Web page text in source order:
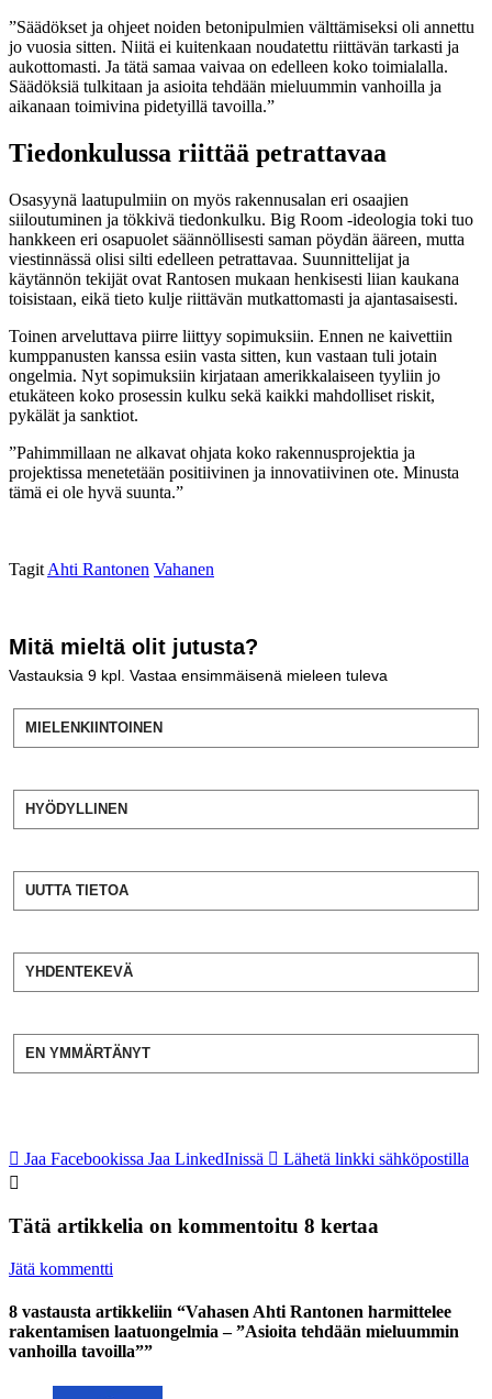
”Säädökset ja ohjeet noiden betonipulmien välttämiseksi oli annettu
jo vuosia sitten. Niitä ei kuitenkaan noudatettu riittävän tarkasti ja
aukottomasti. Ja tätä samaa vaivaa on edelleen koko toimialalla.
Säädöksiä tulkitaan ja asioita tehdään mieluummin vanhoilla ja
aikanaan toimivina pidetyillä tavoilla.”
Tiedonkulussa riittää petrattavaa
Osasyynä laatupulmiin on myös rakennusalan eri osaajien
siiloutuminen ja tökkivä tiedonkulku. Big Room -ideologia toki tuo
hankkeen eri osapuolet säännöllisesti saman pöydän ääreen, mutta
viestinnässä olisi silti edelleen petrattavaa. Suunnittelijat ja
käytännön tekijät ovat Rantosen mukaan henkisesti liian kaukana
toisistaan, eikä tieto kulje riittävän mutkattomasti ja ajantasaisesti.
Toinen arveluttava piirre liittyy sopimuksiin. Ennen ne kaivettiin
kumppanusten kanssa esiin vasta sitten, kun vastaan tuli jotain
ongelmia. Nyt sopimuksiin kirjataan amerikkalaiseen tyyliin jo
etukäteen koko prosessin kulku sekä kaikki mahdolliset riskit,
pykälät ja sanktiot.
”Pahimmillaan ne alkavat ohjata koko rakennusprojektia ja
projektissa menetetään positiivinen ja innovatiivinen ote. Minusta
tämä ei ole hyvä suunta.”
Tagit Ahti Rantonen Vahanen
Mitä mieltä olit jutusta?
Vastauksia 9 kpl. Vastaa ensimmäisenä mieleen tuleva
MIELENKIINTOINEN
HYÖDYLLINEN
UUTTA TIETOA
YHDENTEKEVÄ
EN YMMÄRTÄNYT
Jaa Facebookissa Jaa LinkedInissä Lähetä linkki sähköpostilla
Tätä artikkelia on kommentoitu 8 kertaa
Jätä kommentti
8 vastausta artikkeliin “Vahasen Ahti Rantonen harmittelee
rakentamisen laatuongelmia – ”Asioita tehdään mieluummin
vanhoilla tavoilla””